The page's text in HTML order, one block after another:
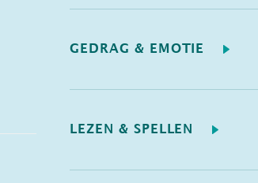
GEDRAG & EMOTIE
LEZEN & SPELLEN